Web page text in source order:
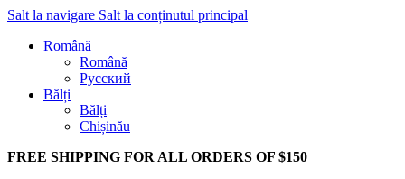
Salt la navigare Salt la conținutul principal
Română
Română
Русский
Bălți
Bălți
Chișinău
FREE SHIPPING FOR ALL ORDERS OF $150